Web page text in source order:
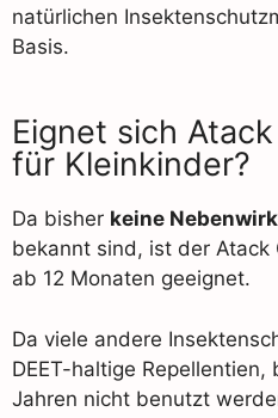
natürlichen
Basis.
Eignet sich
für Kleinkinder?
Da bisher keine
bekannt sind, ist der Atack
ab 12 Monaten geeignet.
Da viele andere
DEET-haltige
Jahren nicht benutzt